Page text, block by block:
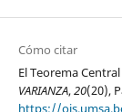
Cómo citar
El Teorema
VARIANZA,20(20),